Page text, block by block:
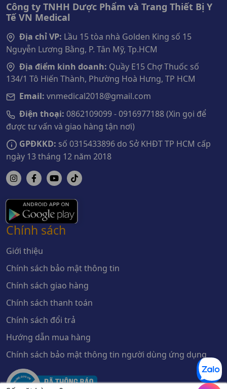
Công ty TNHH Dược Phẩm và Trang Thiết Bị Y
Tế VN Medical
Địa chỉ VP: Lầu 15 tòa nhà Golden King số 15
Nguyễn Lương Bằng, P. Tân Mỹ, Tp.HCM
Địa điểm kinh doanh: Quầy E15 Chợ Thuốc số
134/1 Tô Hiến Thành, Phường Hoà Hưng, TP HCM
Email: vnmedical2018@gmail.com
Điện thoại: 0862109099 - 0916977188 (Xin gọi để
được tư vấn và giao hàng tận nơi)
GPĐKKD: số 0315433896 do Sở KHĐT TP HCM cấp
ngày 13 tháng 12 năm 2018
Chính sách
Giới thiệu
Chính sách bảo mật thông tin
Chính sách giao hàng
Chính sách thanh toán
Chính sách đổi trả
Hướng dẫn mua hàng
Chính sách bảo mật thông tin người dùng ứng dụng